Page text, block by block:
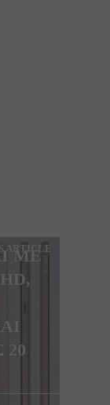
ARTICLE
ΜΕ
20